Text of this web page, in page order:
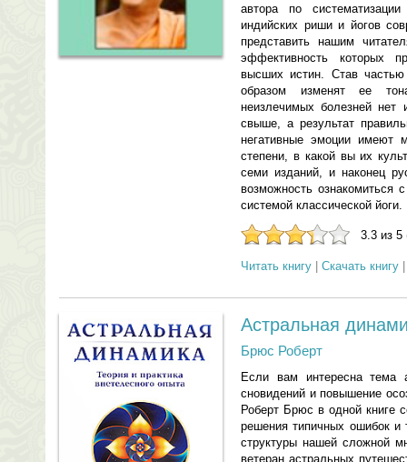
автора по
индийских риши и йогов
представить нашим
эффективность которых
высших истин. Став
образом изменят ее
неизлечимых болезней
свыше, а результат
негативные эмоции
степени, в какой вы их
семи изданий, и наконец
возможность ознакомиться
системой классической йоги.
3.3 из 5
Читать книгу Скачать книгу
Астральная
Брюс Роберт
Если вам интересна тема
сновидений и повышение
Роберт Брюс в одной книге
решения типичных ошибок и
структуры нашей сложной
ветеран астральных